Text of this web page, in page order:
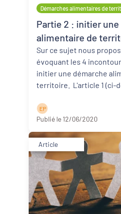
Démarches alimentaires de
Partie 2 : initier
alimentaire de
Sur ce sujet nous
évoquant les 4
initier une démarche
territoire. L'article 1 (ci-
E P
Publié le 12/06/2020
Article